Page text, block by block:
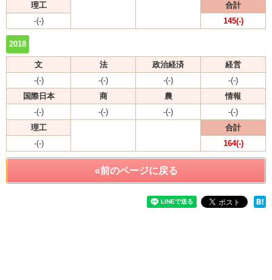
理工
合計
-(-)
145(-)
2018
文 法 政治経済
経営
-(-)
-(-) -(-)
-(-)
国際日本
商 農
情報
-(-)
-(-) -(-)
-(-)
理工
合計
-(-)
164(-)
«前のページに戻る